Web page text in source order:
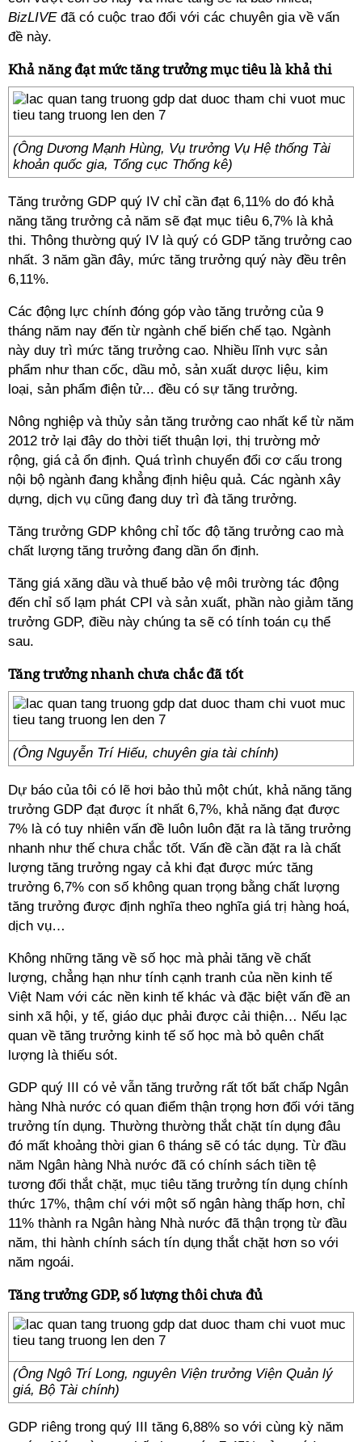
BizLIVEđã có cuộc trao đổi với các chuyên gia về vấn
đề này.
Khả năng đạt mức tăng trưởng mục tiêu là khả thi
(Ông Dương Mạnh Hùng, Vụ trưởng Vụ Hệ thống Tài
khoản quốc gia, Tổng cục Thống kê)
Tăng trưởng GDP quý IV chỉ cần đạt 6,11% do đó khả
năng tăng trưởng cả năm sẽ đạt mục tiêu 6,7% là khả
thi. Thông thường quý IV là quý có GDP tăng trưởng cao
nhất. 3 năm gần đây, mức tăng trưởng quý này đều trên
6,11%.
Các động lực chính đóng góp vào tăng trưởng của 9
tháng năm nay đến từ ngành chế biến chế tạo. Ngành
này duy trì mức tăng trưởng cao. Nhiều lĩnh vực sản
phẩm như than cốc, dầu mỏ, sản xuất dược liệu, kim
loại, sản phẩm điện tử... đều có sự tăng trưởng.
Nông nghiệp và thủy sản tăng trưởng cao nhất kể từ năm
2012 trở lại đây do thời tiết thuận lợi, thị trường mở
rộng, giá cả ổn định. Quá trình chuyển đổi cơ cấu trong
nội bộ ngành đang khẳng định hiệu quả. Các ngành xây
dựng, dịch vụ cũng đang duy trì đà tăng trưởng.
Tăng trưởng GDP không chỉ tốc độ tăng trưởng cao mà
chất lượng tăng trưởng đang dần ổn định.
Tăng giá xăng dầu và thuế bảo vệ môi trường tác động
đến chỉ số lạm phát CPI và sản xuất, phần nào giảm tăng
trưởng GDP, điều này chúng ta sẽ có tính toán cụ thể
sau.
Tăng trưởng nhanh chưa chắc đã tốt
(Ông Nguyễn Trí Hiếu, chuyên gia tài chính)
Dự báo của tôi có lẽ hơi bảo thủ một chút, khả năng tăng
trưởng GDP đạt được ít nhất 6,7%, khả năng đạt được
7% là có tuy nhiên vấn đề luôn luôn đặt ra là tăng trưởng
nhanh như thế chưa chắc tốt. Vấn đề cần đặt ra là chất
lượng tăng trưởng ngay cả khi đạt được mức tăng
trưởng 6,7% con số không quan trọng bằng chất lượng
tăng trưởng được định nghĩa theo nghĩa giá trị hàng hoá,
dịch vụ…
Không những tăng về số học mà phải tăng về chất
lượng, chẳng hạn như tính cạnh tranh của nền kinh tế
Việt Nam với các nền kinh tế khác và đặc biệt vấn đề an
sinh xã hội, y tế, giáo dục phải được cải thiện… Nếu lạc
quan về tăng trưởng kinh tế số học mà bỏ quên chất
lượng là thiếu sót.
GDP quý III có vẻ vẫn tăng trưởng rất tốt bất chấp Ngân
hàng Nhà nước có quan điểm thận trọng hơn đối với tăng
trưởng tín dụng. Thường thường thắt chặt tín dụng đâu
đó mất khoảng thời gian 6 tháng sẽ có tác dụng. Từ đầu
năm Ngân hàng Nhà nước đã có chính sách tiền tệ
tương đối thắt chặt, mục tiêu tăng trưởng tín dụng chính
thức 17%, thậm chí với một số ngân hàng thấp hơn, chỉ
11% thành ra Ngân hàng Nhà nước đã thận trọng từ đầu
năm, thi hành chính sách tín dụng thắt chặt hơn so với
năm ngoái.
Tăng trưởng GDP, số lượng thôi chưa đủ
(Ông Ngô Trí Long, nguyên Viện trưởng Viện Quản lý
giá, Bộ Tài chính)
GDP riêng trong quý III tăng 6,88% so với cùng kỳ năm